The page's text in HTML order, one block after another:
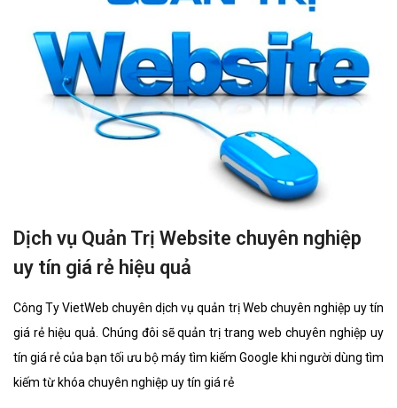
Dịch vụ Quản Trị Website chuyên nghiệp
uy tín giá rẻ hiệu quả
Công Ty VietWeb chuyên dịch vụ quản trị Web chuyên nghiệp uy tín
giá rẻ hiệu quả. Chúng đôi sẽ quản trị trang web chuyên nghiệp uy
tín giá rẻ của bạn tối ưu bộ máy tìm kiếm Google khi người dùng tìm
kiếm từ khóa chuyên nghiệp uy tín giá rẻ